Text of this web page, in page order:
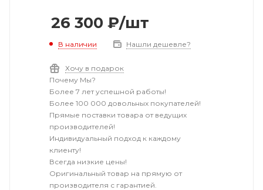
26 300 ₽/шт
В наличии Нашли дешевле?
Хочу в подарок
Почему Мы?
Более 7 лет успешной работы!
Более 100 000 довольных покупателей!
Прямые поставки товара от ведущих
производителей!
Индивидуальный подход к каждому
клиенту!
Всегда низкие цены!
Оригинальный товар на прямую от
производителя с гарантией.